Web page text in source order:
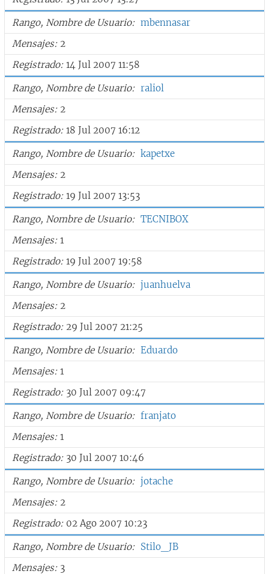
Rango, Nombre de Usuario
mbennasar
Mensajes 2
Registrado 14 Jul 2007 11:58
Rango, Nombre de Usuario
raliol
Mensajes 2
Registrado 18 Jul 2007 16:12
Rango, Nombre de Usuario
kapetxe
Mensajes 2
Registrado 19 Jul 2007 13:53
Rango, Nombre de Usuario
TECNIBOX
Mensajes 1
Registrado 19 Jul 2007 19:58
Rango, Nombre de Usuario
juanhuelva
Mensajes 2
Registrado 29 Jul 2007 21:25
Rango, Nombre de Usuario
Eduardo
Mensajes 1
Registrado 30 Jul 2007 09:47
Rango, Nombre de Usuario
franjato
Mensajes 1
Registrado 30 Jul 2007 10:46
Rango, Nombre de Usuario
jotache
Mensajes 2
Registrado 02 Ago 2007 10:23
Rango, Nombre de Usuario
Stilo_JB
Mensajes 3